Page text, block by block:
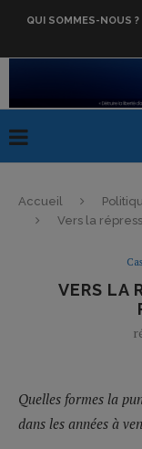
QUI SOMMES-NOUS ?
Accueil
Vers la
VERS LA
Quelles formes la
dans les années à